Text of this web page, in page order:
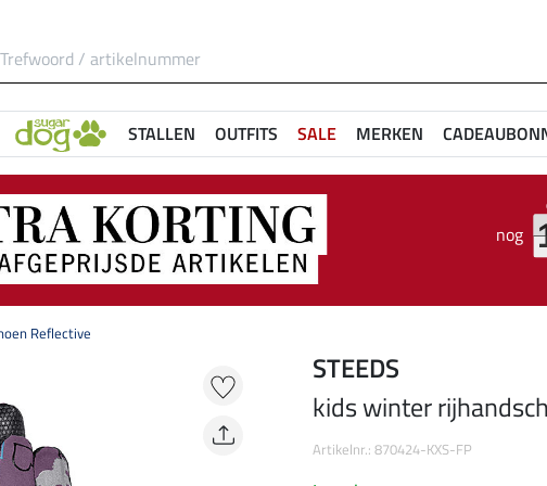
STALLEN OUTFITS SALE MERKEN
nog
Reflective
STEEDS
kids winter
Artikelnr.: 870424-KXS-FP